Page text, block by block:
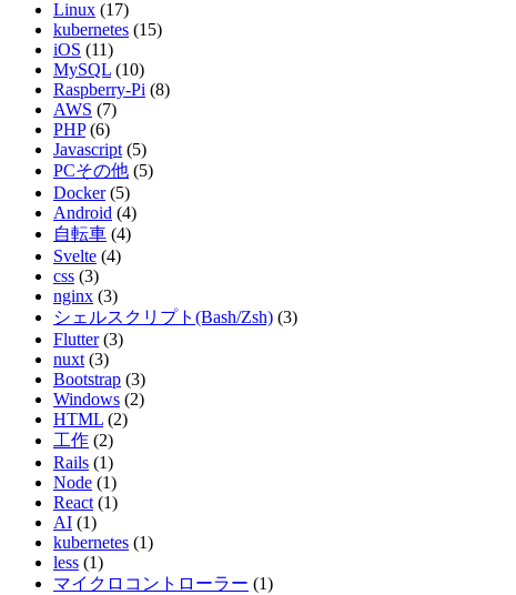
Linux (17)
kubernetes (15)
iOS (11)
MySQL (10)
Raspberry-Pi (8)
AWS (7)
PHP (6)
Javascript (5)
PCその他 (5)
Docker (5)
Android (4)
自転車 (4)
Svelte (4)
css (3)
nginx (3)
シェルスクリプト(Bash/Zsh) (3)
Flutter (3)
nuxt (3)
Bootstrap (3)
Windows (2)
HTML (2)
工作 (2)
Rails (1)
Node (1)
React (1)
AI (1)
kubernetes (1)
less (1)
マイクロコントローラー (1)